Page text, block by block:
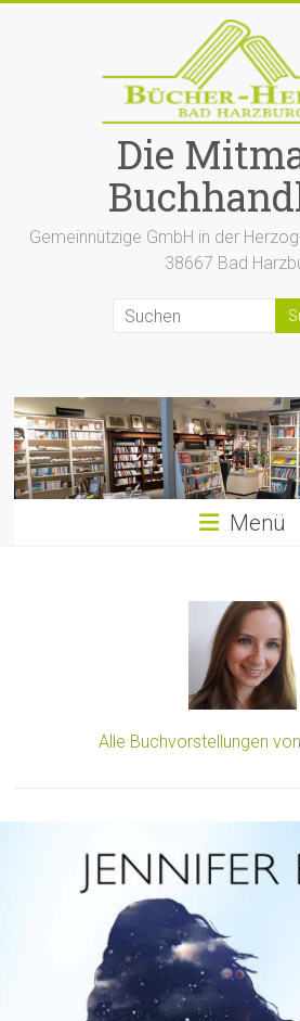
Die
Gemeinnützige GmbH in der
38667 Bad
Menü
Alle Buchvorstellungen